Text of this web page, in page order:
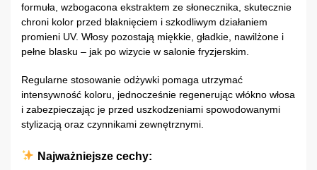
formuła, wzbogacona ekstraktem ze słonecznika, skutecznie
chroni kolor przed blaknięciem i szkodliwym działaniem
promieni UV. Włosy pozostają miękkie, gładkie, nawilżone i
pełne blasku – jak po wizycie w salonie fryzjerskim.
Regularne stosowanie odżywki pomaga utrzymać
intensywność koloru, jednocześnie regenerując włókno włosa
i zabezpieczając je przed uszkodzeniami spowodowanymi
stylizacją oraz czynnikami zewnętrznymi.
Najważniejsze cechy: